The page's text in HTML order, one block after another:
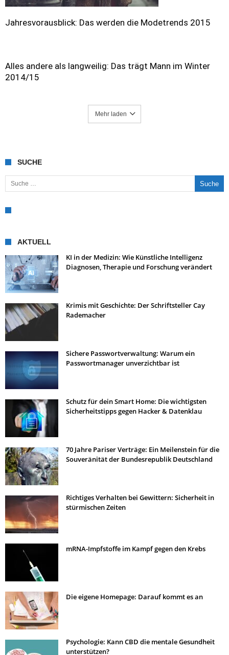
Jahresvorausblick: Das werden die Modetrends 2015
Alles andere als langweilig: Das trägt Mann im Winter
2014/15
Mehr laden
SUCHE
Suche nach:
AKTUELL
KI in der Medizin: Wie Künstliche Intelligenz
Diagnosen, Therapie und Forschung verändert
Krimis mit Geschichte: Der Schriftsteller Cay
Rademacher
Sichere Passwortverwaltung: Warum ein
Passwortmanager unverzichtbar ist
Schutz für dein Smart Home: Die wichtigsten
Sicherheitstipps gegen Hacker & Datenklau
70 Jahre Pariser Verträge: Ein Meilenstein für die
Souveränität der Bundesrepublik Deutschland
Richtiges Verhalten bei Gewittern: Sicherheit in
stürmischen Zeiten
mRNA-Impfstoffe im Kampf gegen den Krebs
Die eigene Homepage: Darauf kommt es an
Psychologie: Kann CBD die mentale Gesundheit
unterstützen?